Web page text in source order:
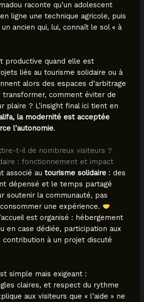
raconte qu’un adolescent
ligne une technique agricole, puis
ancien qui, lui, connaît le sol « à
productive quand elle est
liés au tourisme solidaire ou à
alors des espaces d’arbitrage
transformer, comment éviter de
plaire ? L’insight final ici tient en
la modernité est acceptée
l’autonomie.
t-il de nombreux visiteurs ?
: fonctionnement et impact
associé au tourisme solidaire: des
dépensé et le temps partagé
soutenir la communauté, pas
une expérience.
est organisé : hébergement
en case dédiée, participation aux
à un projet discuté
simple mais exigeant :
claires, et respect du rythme
aux visiteurs que « l’aide » ne